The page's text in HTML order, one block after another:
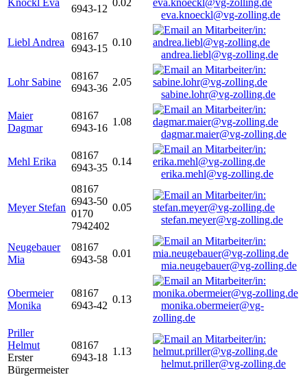
Knöckl Eva
6943-12
0.02
eva.knoeckl@vg-zolling.de
Liebl Andrea
08167
6943-15
0.10
andrea.liebl@vg-zolling.de
Lohr Sabine
08167
6943-36
2.05
sabine.lohr@vg-zolling.de
Maier
Dagmar
08167
6943-16
1.08
dagmar.maier@vg-zolling.de
Mehl Erika
08167
6943-35
0.14
erika.mehl@vg-zolling.de
Meyer Stefan
08167
6943-50
0170
7942402
0.05
stefan.meyer@vg-zolling.de
Neugebauer
Mia
08167
6943-58
0.01
mia.neugebauer@vg-zolling.de
Obermeier
Monika
08167
6943-42
0.13
monika.obermeier@vg-
zolling.de
Priller
Helmut
Erster
Bürgermeister
08167
6943-18
1.13
helmut.priller@vg-zolling.de